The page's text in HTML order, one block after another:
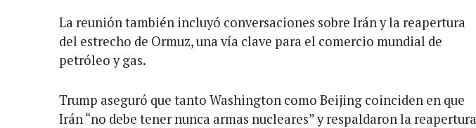
La reunión también incluyó conversaciones sobre Irán y la reapertura
del estrecho de Ormuz, una vía clave para el comercio mundial de
petróleo y gas.
Trump aseguró que tanto Washington como Beijing coinciden en que
Irán “no debe tener nunca armas nucleares” y respaldaron la reapertura